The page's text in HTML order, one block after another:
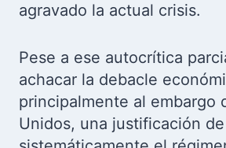
agravado la actual crisis.
Pese a ese autocrítica
achacar la debacle
principalmente al embargo
Unidos, una justificación